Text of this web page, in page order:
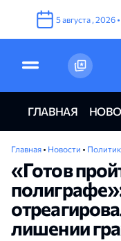
5августа , 2026 •
ГЛАВНАЯ
Главная • Новости •
«Готов
лишении